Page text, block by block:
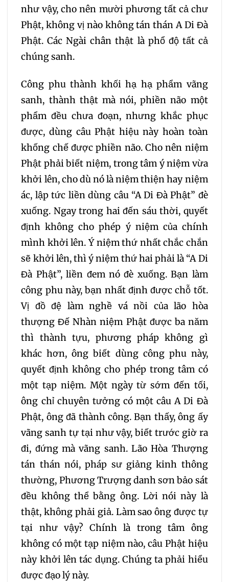
như vậy, cho nên mười phương tất cả chư
Phật, không vị nào không tán thán A Di Đà
Phật. Các Ngài chân thật là phổ độ tất cả
chúng sanh.
Công phu thành khối hạ hạ phẩm vãng
sanh, thành thật mà nói, phiền não một
phẩm đều chưa đoạn, nhưng khắc phục
được, dùng câu Phật hiệu này hoàn toàn
khống chế được phiền não. Cho nên niệm
Phật phải biết niệm, trong tâm ý niệm vừa
khởi lên, cho dù nó là niệm thiện hay niệm
ác, lập tức liền dùng câu “A Di Đà Phật” đè
xuống. Ngay trong hai đến sáu thời, quyết
định không cho phép ý niệm của chính
mình khởi lên. Ý niệm thứ nhất chắc chắn
sẽ khởi lên, thì ý niệm thứ hai phải là “A Di
Đà Phật”, liền đem nó đè xuống. Bạn làm
công phu này, bạn nhất định được chỗ tốt.
Vị đồ đệ làm nghề vá nồi của lão hòa
thượng Đế Nhàn niệm Phật được ba năm
thì thành tựu, phương pháp không gì
khác hơn, ông biết dùng công phu này,
quyết định không cho phép trong tâm có
một tạp niệm. Một ngày từ sớm đến tối,
ông chỉ chuyên tưởng có một câu A Di Đà
Phật, ông đã thành công. Bạn thấy, ông ấy
vãng sanh tự tại như vậy, biết trước giờ ra
đi, đứng mà vãng sanh. Lão Hòa Thượng
tán thán nói, pháp sư giảng kinh thông
thường, Phương Trượng danh sơn bảo sát
đều không thể bằng ông. Lời nói này là
thật, không phải giả. Làm sao ông được tự
tại như vậy? Chính là trong tâm ông
không có một tạp niệm nào, câu Phật hiệu
này khởi lên tác dụng. Chúng ta phải hiểu
được đạo lý này.